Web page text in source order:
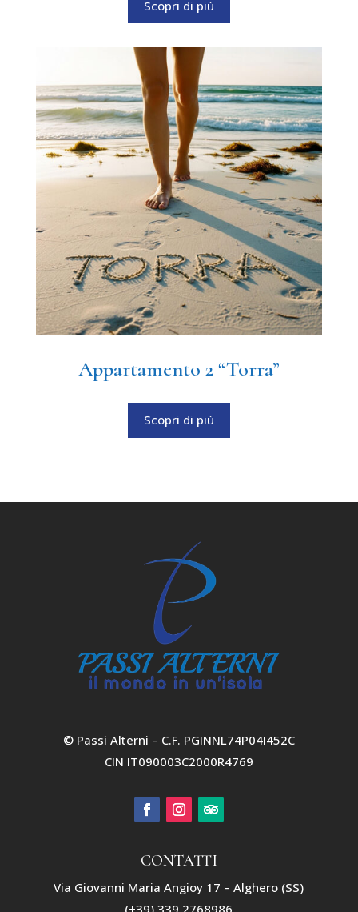
Scopri di più
Appartamento 2 “Torra”
Scopri di più
© Passi Alterni – C.F. PGINNL74P04I452C
CIN IT090003C2000R4769
CONTATTI
Via Giovanni Maria Angioy 17 – Alghero (SS)
(+39) 339 2768986